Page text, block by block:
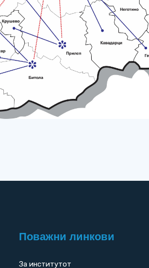
Поважни линкови
За институтот